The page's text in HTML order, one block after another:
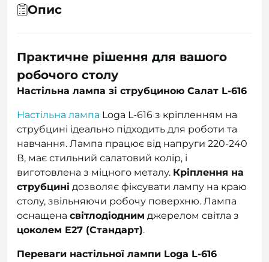
Опис
Практичне рішення для вашого
робочого столу
Настільна лампа зі струбциною Салат L-616
Настільна лампа Loga L-616 з кріпленням на
струбцині ідеально підходить для роботи та
навчання. Лампа працює від напруги 220-240
В, має стильний салатовий колір, і
виготовлена з міцного металу. Кріплення на
струбцині дозволяє фіксувати лампу на краю
столу, звільняючи робочу поверхню. Лампа
оснащена світлодіодним джерелом світла з
цоколем E27 (Стандарт).
Переваги настільної лампи Loga L-616